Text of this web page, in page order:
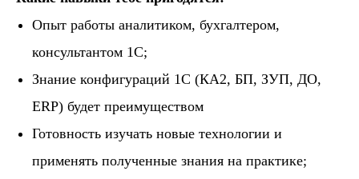
Опыт работы аналитиком, бухгалтером,
консультантом 1С;
Знание конфигураций 1С (КА2, БП, ЗУП, ДО,
ERP) будет преимуществом
Готовность изучать новые технологии и
применять полученные знания на практике;